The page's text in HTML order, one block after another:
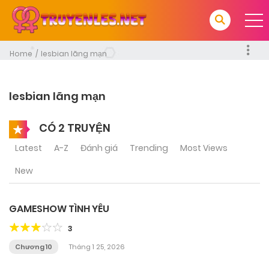
Home lesbian lãng mạn
lesbian lãng mạn
CÓ 2 TRUYỆN
Latest A-Z Đánh giá Trending
Most Views
New
GAMESHOW TÌNH YÊU
3
Chương 10 Tháng 1 25, 2026